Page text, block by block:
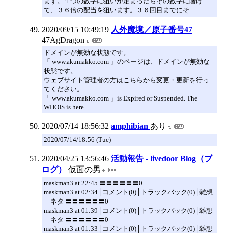
て、３６倍の配当を狙います。３６回目までにそ
2020/09/15 10:49:19 人外魔境／原子番号47
47AgDragon
ドメインが無効な状態です。
「 www.akumakko.com 」のページは、ドメインが無効な
状態です。
ウェブサイト管理者の方はこちらから変更・更新を行っ
てください。
「 www.akumakko.com 」is Expired or Suspended. The
WHOIS is here.
2020/07/14 18:56:32 amphibian あり
2020/07/14/18:56 (Tue)
2020/04/25 13:56:46 活動報告 - livedoor Blog（ブ
ログ）
仮面の男
maskman3 at 22:45 〓〓〓〓〓〓0
maskman3 at 02:34│コメント(0)│トラックバック(0)│雑想
｜ネタ 〓〓〓〓〓〓0
maskman3 at 01:39│コメント(0)│トラックバック(0)│雑想
｜ネタ 〓〓〓〓〓〓0
maskman3 at 01:33│コメント(0)│トラックバック(0)│雑想